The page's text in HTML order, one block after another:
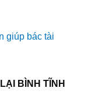
giúp bác tài
BÌNH TĨNH